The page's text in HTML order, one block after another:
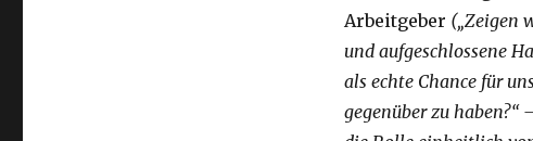
Arbeitgeber („Zeigen
und aufgeschlossene
als echte Chance für
gegenüber zu